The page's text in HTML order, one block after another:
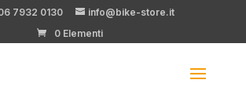
7932 0130
info@bike-store.it
0 Elementi